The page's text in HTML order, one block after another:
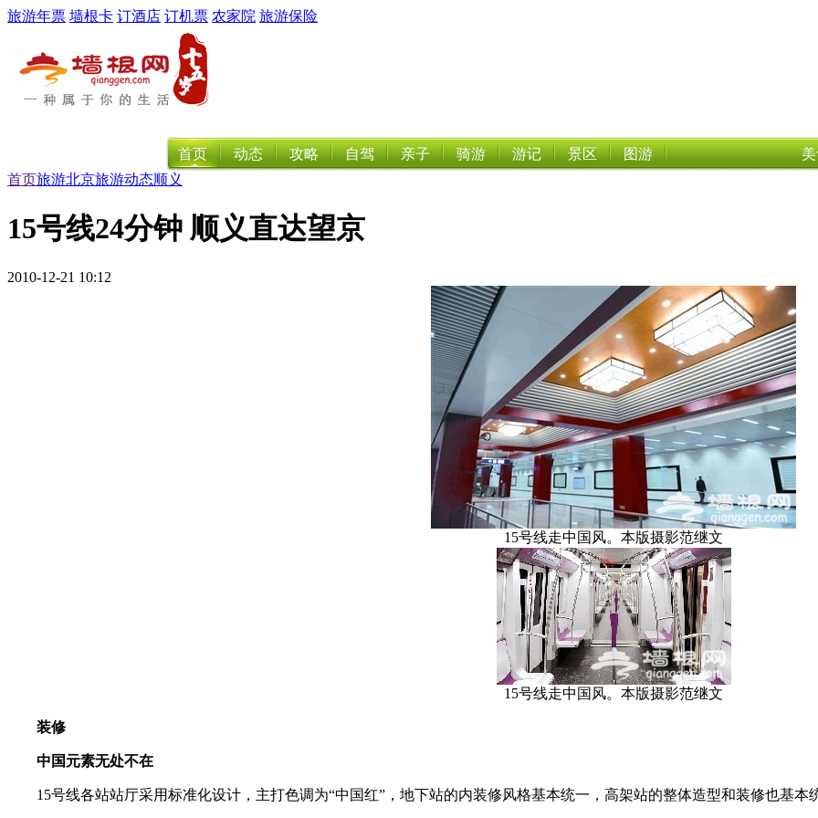
旅游年票 墙根卡 订酒店 订机票 农家院 旅游保险
首页 动态 攻略 自驾 亲子 骑游 游记 景区 图游
首页旅游北京旅游动态顺义
15号线24分钟 顺义直达望京
2010-12-21 10:12
15号线走中国风。本版摄影范继文
15号线走中国风。本版摄影范继文
装修
中国元素无处不在
15号线各站站厅采用标准化设计，主打色调为“中国红”，地下站的内装修风格基本统一，高架站的整体造型和装修也基本